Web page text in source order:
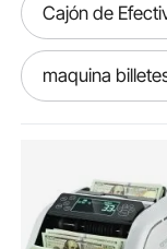
Cajón de
maquina
cajón del